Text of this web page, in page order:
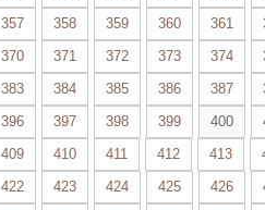
357 358 359 360 361
370 371 372 373 374
383 384 385 386 387
396 397 398 399 400
409 410 411 412 413
422 423 424 425 426